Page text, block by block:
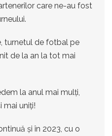
care ne-au fost
turnetul de fotbal pe
de la an la tot mai
la anul mai mulți,
mai uniți!
și în 2023, cu o